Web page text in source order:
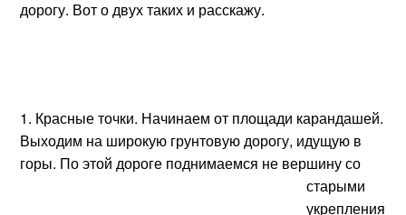
дорогу. Вот о двух таких и расскажу.
1. Красные точки. Начинаем от площади карандашей.
Выходим на широкую грунтовую дорогу, идущую в
горы. По этойдороге поднимаемся не вершину со
старыми
укрепления